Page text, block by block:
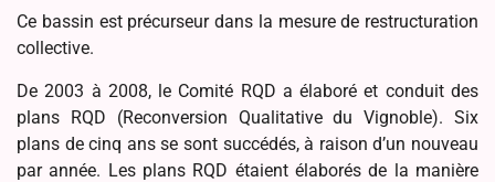
Ce bassin est précurseur dans la mesure de restructuration
collective.
De 2003 à 2008, le Comité RQD a élaboré et conduit des
plans RQD (Reconversion Qualitative du Vignoble). Six
plans de cinq ans se sont succédés, à raison d’un nouveau
par année. Les plans RQD étaient élaborés de la manière